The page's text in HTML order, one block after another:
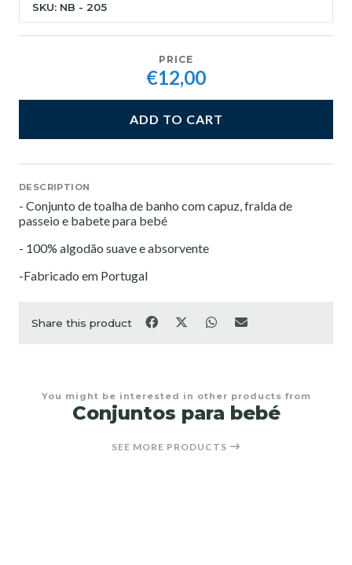
SKU: NB - 205
PRICE
€12,00
ADD TO CART
DESCRIPTION
- Conjunto de toalha de banho com capuz, fralda de
passeio e babete para bebé
- 100% algodão suave e absorvente
-Fabricado em Portugal
Share this product
You might be interested in other products from
Conjuntos para bebé
SEE MORE PRODUCTS